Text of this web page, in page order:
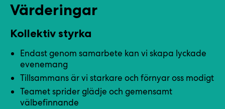
Värderingar
Kollektiv styrka
Endast genom samarbete kan vi skapa lyckade
evenemang
Tillsammans är vi starkare och förnyar oss modigt
Teamet sprider glädje och gemensamt
välbefinnande